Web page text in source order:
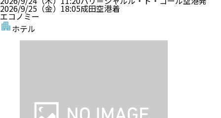
2026/9/25（金） 18:05成田空港着
エコノミー
ホテル